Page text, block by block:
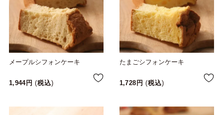
メープルシフォンケーキ
1,944 税込
たまごシフォンケーキ
1,728 税込